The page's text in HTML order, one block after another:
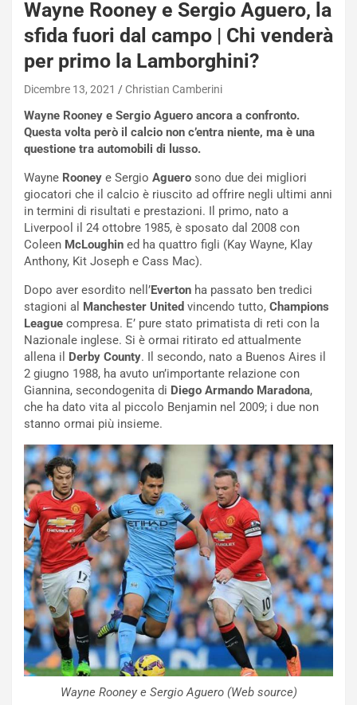
Wayne Rooney e Sergio Aguero, la
sfida fuori dal campo | Chi venderà
per primo la Lamborghini?
Dicembre 13, 2021 Christian Camberini
Wayne Rooney e Sergio Aguero ancora a confronto.
Questa volta però il calcio non c’entra niente, ma è una
questione tra automobili di lusso.
Wayne Rooney e Sergio Aguero sono due dei migliori
giocatori che il calcio è riuscito ad offrire negli ultimi anni
in termini di risultati e prestazioni. Il primo, nato a
Liverpool il 24 ottobre 1985, è sposato dal 2008 con
Coleen McLoughin ed ha quattro figli (Kay Wayne, Klay
Anthony, Kit Joseph e Cass Mac).
Dopo aver esordito nell’Everton ha passato ben tredici
stagioni al Manchester United vincendo tutto, Champions
League compresa. E’ pure stato primatista di reti con la
Nazionale inglese. Si è ormai ritirato ed attualmente
allena il Derby County. Il secondo, nato a Buenos Aires il
2 giugno 1988, ha avuto un’importante relazione con
Giannina, secondogenita di Diego Armando Maradona,
che ha dato vita al piccolo Benjamin nel 2009; i due non
stanno ormai più insieme.
Wayne Rooney e Sergio Aguero (Web source)
NOTIZIE
N
s
s
a
n
Q
a
s
q
a
e
P
O
W
E
R
S
a
b